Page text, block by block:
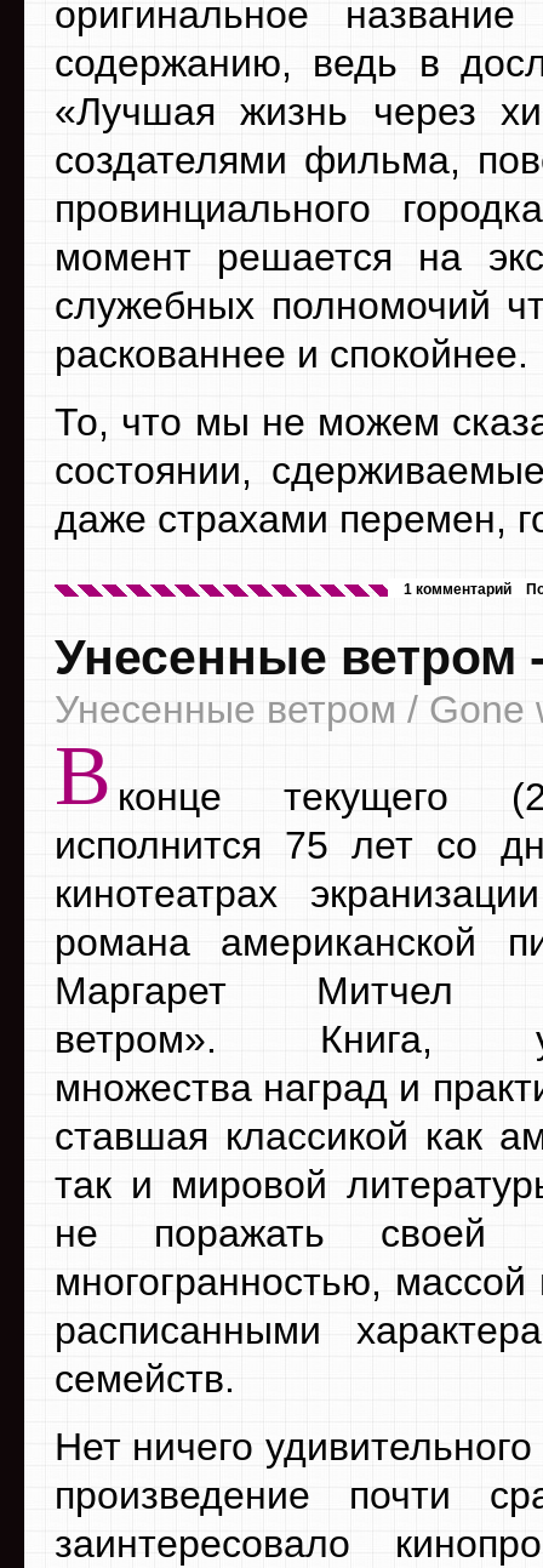
оригинальное
содержанию, ведь в
«Лучшая жизнь через
создателями фильма,
провинциального
момент решается на
служебных полномочий
раскованнее и спокойнее.
То, что мы не можем
состоянии,
даже страхами перемен,
1 комментарий
Унесенные ветром
Унесенные ветром / Gone
В конце текущего
исполнится 75 лет со
кинотеатрах
романа американской
Маргарет Митчел
ветром». Книга,
множества наград и
ставшая классикой как
так и мировой
не поражать своей
многогранностью, массой
расписанными
семейств.
Нет ничего
произведение почти
заинтересовало